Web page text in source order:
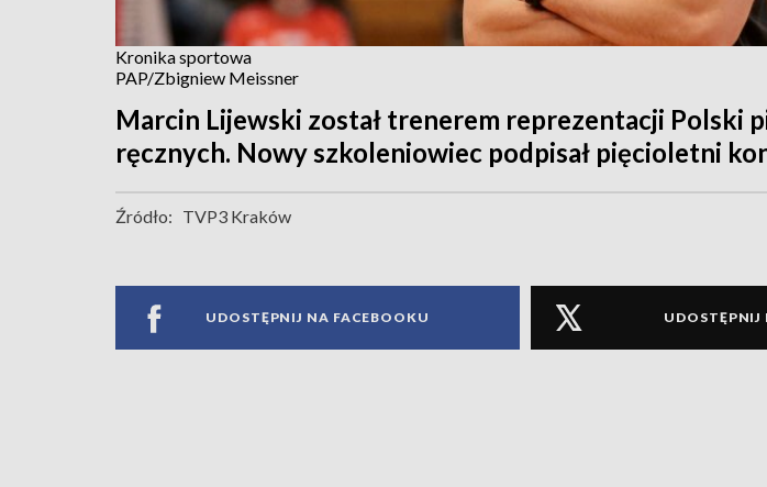
Kronika sportowa
PAP/Zbigniew Meissner
Marcin Lijewski został trenerem reprezentacji Polski
ręcznych. Nowy szkoleniowiec podpisał pięcioletni
Źródło: TVP3 Kraków
UDOSTĘPNIJ NA FACEBOOKU UDOSTĘPNIJ